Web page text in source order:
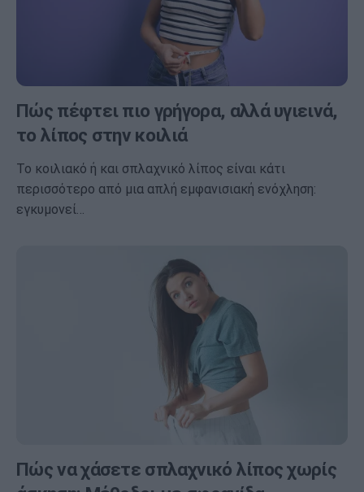
Πώς πέφτει πιο γρήγορα, αλλά υγιεινά,
το λίπος στην κοιλιά
Το κοιλιακό ή και σπλαχνικό λίπος είναι κάτι
περισσότερο από μια απλή εμφανισιακή ενόχληση:
εγκυμονεί…
Πώς να χάσετε σπλαχνικό λίπος χωρίς